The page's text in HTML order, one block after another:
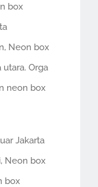
box
Neon box
Orga
neon box
Jakarta
Neon box
box